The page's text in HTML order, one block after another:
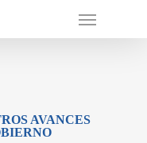
AVANCES